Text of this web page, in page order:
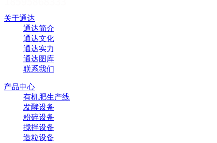
关于通达
通达简介
通达文化
通达实力
通达图库
联系我们
产品中心
有机肥生产线
发酵设备
粉碎设备
搅拌设备
造粒设备